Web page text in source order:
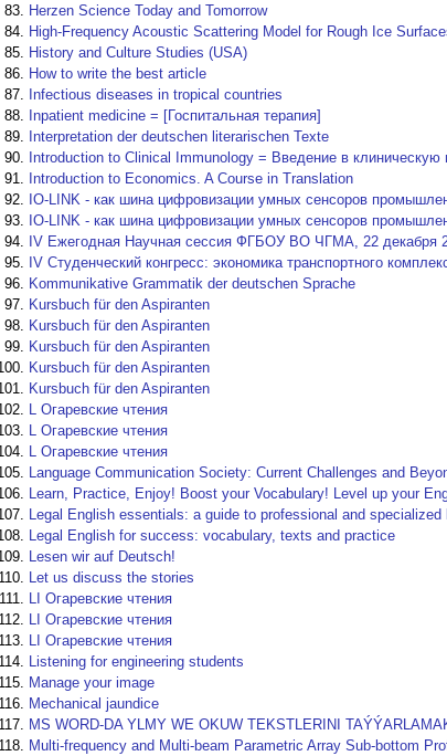
Herzen Science Today and Tomorrow
High-Frequency Acoustic Scattering Model for Rough Ice
History and Culture Studies (USA)
How to write the best article
Infectious diseases in tropical countries
Inpatient medicine = [Госпитальная терапия]
Interpretation der deutschen literarischen Texte
Introduction to Clinical Immunology = Введение в
Introduction to Economics. A Course in Translation
IO-LINK - как шина цифровизации умных сенсоров
IO-LINK - как шина цифровизации умных сенсоров
IV Ежегодная Научная сессия ФГБОУ ВО ЧГМА, 22 декабря
IV Студенческий конгресс: экономика транспортного
Kommunikative Grammatik der deutschen Sprache
Kursbuch für den Aspiranten
Kursbuch für den Aspiranten
Kursbuch für den Aspiranten
Kursbuch für den Aspiranten
Kursbuch für den Aspiranten
L Огаревские чтения
L Огаревские чтения
L Огаревские чтения
Language Сommunication Society: Current Challenges and
Learn, Practice, Enjoy! Boost your Vocabulary! Level up your
Legal English essentials: a guide to professional and specialized
Legal English for success: vocabulary, texts and practice
Lesen wir auf Deutsch!
Let us discuss the stories
LI Огаревские чтения
LI Огаревские чтения
LI Огаревские чтения
Listening for engineering students
Manage your image
Mechanical jaundice
MS WORD-DA YLMY WE OKUW TEKSTLERINI
Multi-frequency and Multi-beam Parametric Array Sub-bottom